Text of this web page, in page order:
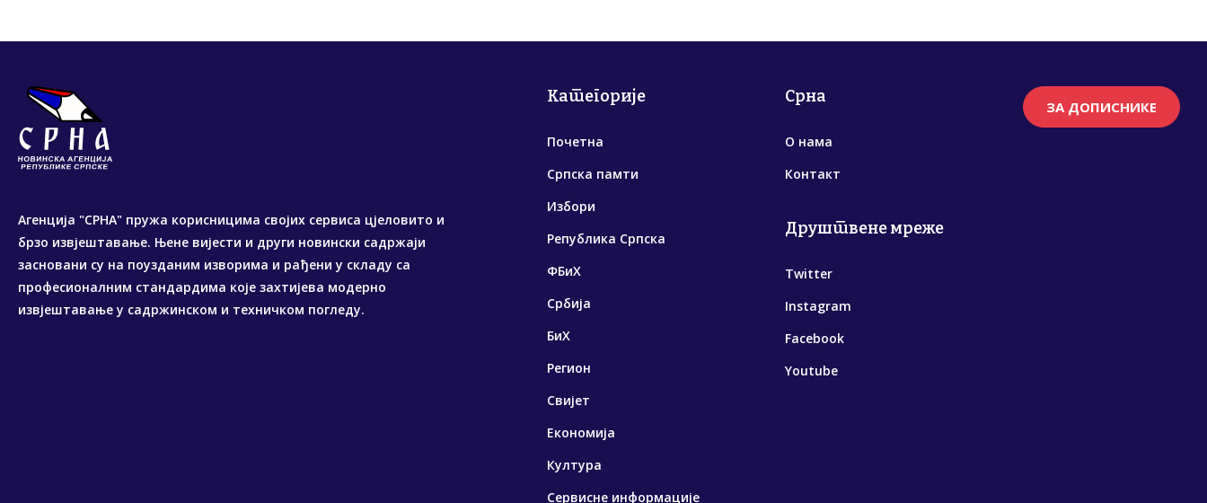
Агенција "СРНА" пружа корисницима својих сервиса цјеловито и
брзо извјештавање. Њене вијести и други новински садржаји
засновани су на поузданим изворима и рађени у складу са
професионалним стандардима које захтијева модерно
извјештавање у садржинском и техничком погледу.
Категорије
Почетна
Српска памти
Избори
Република Српска
ФБиХ
Србија
БиХ
Регион
Свијет
Економија
Култура
Сервисне информације
Срна
О нама
Контакт
Друштвене мреже
Twitter
Instagram
Facebook
Youtube
ЗА ДОПИСНИКЕ